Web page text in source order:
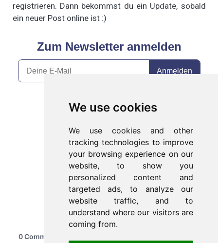
We use cookies
We use cookies and other
tracking technologies to improve
your browsing experience on our
website, to show you
personalized content and
targeted ads, to analyze our
website traffic, and to
understand where our visitors are
coming from.
registrieren. Dann bekommst du ein Update, sobald
ein neuer Post online ist :)